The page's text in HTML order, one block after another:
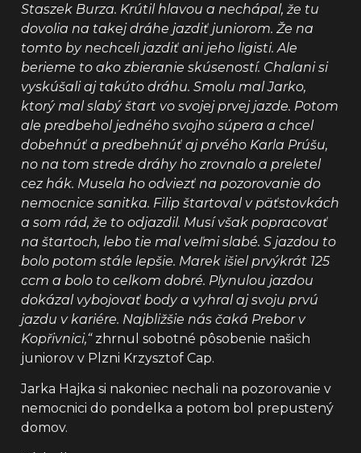
Staszek Burza. Krútil hlavou a nechápal, že tu
dovolia na takej dráhe jazdiť juniorom. Že na
tomto by nechceli jazdiť ani jeho ligisti. Ale
berieme to ako zbieranie skúseností. Chalani si
vyskúšali aj takúto dráhu. Smolu mal Jarko,
ktorý mal slabý štart vo svojej prvej jazde. Potom
ale predbehol jedného svojho súpera a chcel
dobehnúť a predbehnúť aj prvého Karla Prúšu,
no na tom strede dráhy ho zrovnalo a preletel
cez hák. Musela ho odviezť na pozorovanie do
nemocnice sanitka. Filip štartoval v päťstovkách
a som rád, že to odjazdil. Musí však popracovať
na štartoch, lebo tie mal veľmi slabé. S jazdou to
bolo potom stále lepšie. Marek išiel prvýkrát 125
ccm a bolo to celkom dobré. Plynulou jazdou
dokázal vybojovať body a vyhral aj svoju prvú
jazdu v kariére. Najbližšie nás čaká Prebor v
Kopřivnici,“zhrnul sobotné pôsobenie našich
juniorov v Plzni Krzysztof Cap.
Jarka Hajka si nakoniec nechali na pozorovanie v
nemocnici do pondelka a potom bol prepustený
domov.